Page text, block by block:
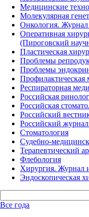
Медицинские
Молекулярная
Онкология.
Оперативная
(Пироговский
Пластическая
Проблемы
Проблемы
Профилактическая
Респираторная
Российская
Российская
Российский
Российский
Стоматология
Судебно-
Терапевтический
Флебология
Хирургия. Журнал
Эндоскопическая
Все года